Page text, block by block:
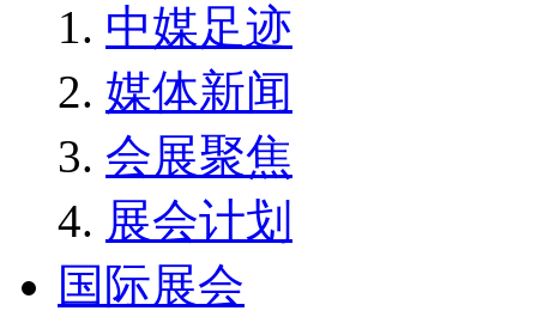
中媒足迹
媒体新闻
会展聚焦
展会计划
国际展会